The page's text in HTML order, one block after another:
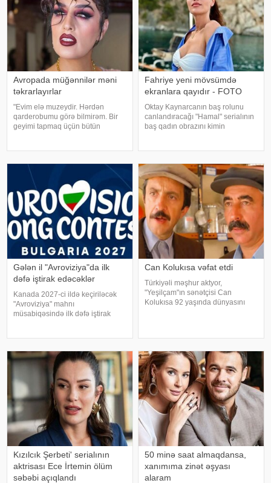
Avropada müğənnilər məni
təkrarlayırlar
"Evim elə muzeydir. Hərdən
qarderobumu görə bilmirəm. Bir
geyimi tapmaq üçün bütün
bildirir ki, bu sözləri Əməkdar artis
Fahriye yeni mövsümdə
ekranlara qayıdır - FOTO
Oktay Kaynarcanın baş rolunu
canlandıracağı "Hamal" serialının
baş qadın obrazını kimin
olunacaq serialın baş qadı
Gələn il "Avroviziya"da ilk
dəfə iştirak edəcəklər
Kanada 2027-ci ildə keçiriləcək
"Avroviziya" mahnı
müsabiqəsində ilk dəfə iştirak
Kanada 2015-ci ildə yarışmay
Can Kolukısa vəfat etdi
Türkiyəli məşhur aktyor,
"Yeşilçam"ın sənətçisi Can
Kolukısa 92 yaşında dünyasını
Kızılcık Şerbeti' serialının
aktrisası Ece İrtemin ölüm
səbəbi açıqlandı
50 minə saat almaqdansa,
xanımıma zinət əşyası
alaram